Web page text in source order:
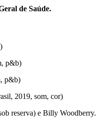
de Saúde.
p&b)
p&b)
2019, som, cor)
reserva) e Billy Woodberry.